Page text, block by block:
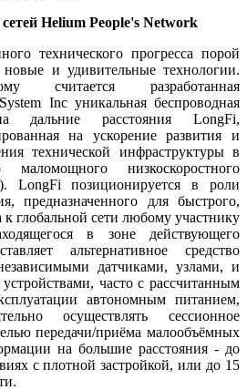
Helium People's Network
технического прогресса порой
и удивительные технологии.
считается разработанная
Inc уникальная беспроводная
дальние расстояния LongFi,
на ускорение развития и
технической инфраструктуры в
маломощного низкоскоростного
LongFi позиционируется в роли
предназначенного для быстрого,
к глобальной сети любому участнику
в зоне действующего
альтернативное средство
датчиками, узлами, и
часто с рассчитанным
автономным питанием,
осуществлять сессионное
передачи/приёма малообъёмных
на большие расстояния - до
с плотной застройкой, или до 15